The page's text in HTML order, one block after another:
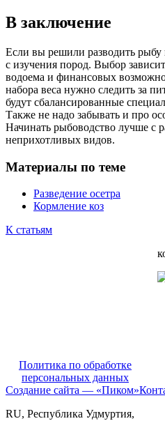
В заключение
Если вы решили разводить рыбу
с изучения пород. Выбор
водоема и финансовых
набора веса нужно следить за
будут сбалансированные
Также не надо забывать и про
Начинать рыбоводство лучше с
неприхотливых видов.
Материалы по теме
Разведение осетра
Кормление коз
К статьям
Политика по обработке
персональных данных
Создание сайта — «Пиком»
RU, Республика Удмуртия,